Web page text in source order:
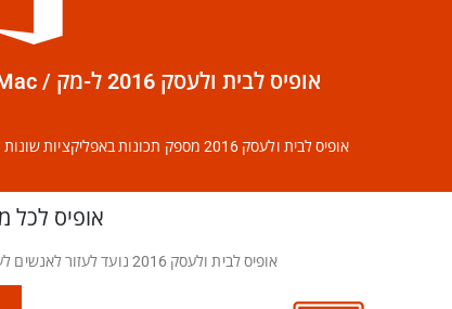
אופיס לבית ולעסק 2016 ל-מק / Office Home & Business for Mac
אופיס לבית ולעסק 2016 מספק תכונות באפליקציות שונות כדי לעזור למשתמשים ליצור תוכן מדהים בפחות זמן.
אופיס
אופיס לבית ולעסק 2016 נועד לעזור לאנשים לעבוד בצורה מועילה ונוחה מי כל מכשיר.